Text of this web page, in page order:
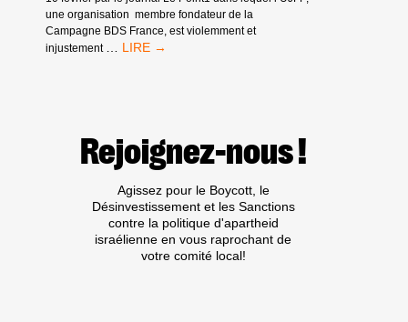
une organisation membre fondateur de la
Campagne BDS France, est violemment et
injustement … COMMUNIQUÉ
Rejoignez-nous !
Agissez pour le Boycott, le
Désinvestissement et les Sanctions
contre la politique d'apartheid
israélienne en vous raprochant de
votre comité local!